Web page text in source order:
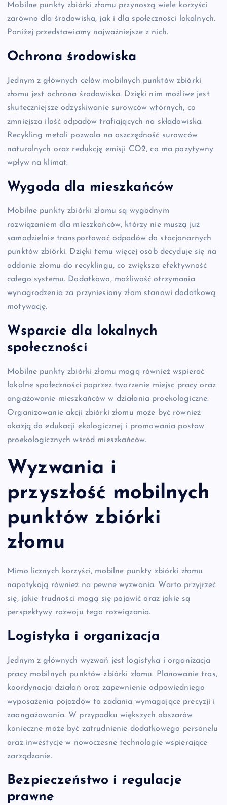
Mobilne punkty zbiórki złomu przynoszą wiele korzyści
zarówno dla środowiska, jak i dla społeczności lokalnych.
Poniżej przedstawiamy najważniejsze z nich.
Ochrona środowiska
Jednym z głównych celów mobilnych punktów zbiórki
złomu jest ochrona środowiska. Dzięki nim możliwe jest
skuteczniejsze odzyskiwanie surowców wtórnych, co
zmniejsza ilość odpadów trafiających na składowiska.
Recykling metali pozwala na oszczędność surowców
naturalnych oraz redukcję emisji CO2, co ma pozytywny
wpływ na klimat.
Wygoda dla mieszkańców
Mobilne punkty zbiórki złomu są wygodnym
rozwiązaniem dla mieszkańców, którzy nie muszą już
samodzielnie transportować odpadów do stacjonarnych
punktów zbiórki. Dzięki temu więcej osób decyduje się na
oddanie złomu do recyklingu, co zwiększa efektywność
całego systemu. Dodatkowo, możliwość otrzymania
wynagrodzenia za przyniesiony złom stanowi dodatkową
motywację.
Wsparcie dla lokalnych
społeczności
Mobilne punkty zbiórki złomu mogą również wspierać
lokalne społeczności poprzez tworzenie miejsc pracy oraz
angażowanie mieszkańców w działania proekologiczne.
Organizowanie akcji zbiórki złomu może być również
okazją do edukacji ekologicznej i promowania postaw
proekologicznych wśród mieszkańców.
Wyzwania i
przyszłość mobilnych
punktów zbiórki
złomu
Mimo licznych korzyści, mobilne punkty zbiórki złomu
napotykają również na pewne wyzwania. Warto przyjrzeć
się, jakie trudności mogą się pojawić oraz jakie są
perspektywy rozwoju tego rozwiązania.
Logistyka i organizacja
Jednym z głównych wyzwań jest logistyka i organizacja
pracy mobilnych punktów zbiórki złomu. Planowanie tras,
koordynacja działań oraz zapewnienie odpowiedniego
wyposażenia pojazdów to zadania wymagające precyzji i
zaangażowania. W przypadku większych obszarów
konieczne może być zatrudnienie dodatkowego personelu
oraz inwestycje w nowoczesne technologie wspierające
zarządzanie.
Bezpieczeństwo i regulacje
prawne